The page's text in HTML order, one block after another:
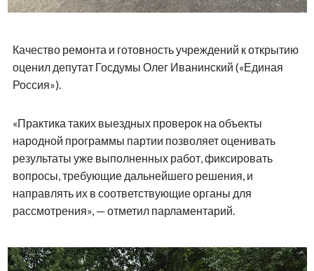
Качество ремонта и готовность учреждений к открытию
оценил депутат Госдумы Олег Иванинский («Единая
Россия»).
«Практика таких выездных проверок на объекты
народной программы партии позволяет оценивать
результаты уже выполненных работ, фиксировать
вопросы, требующие дальнейшего решения, и
направлять их в соответствующие органы для
рассмотрения», — отметил парламентарий.